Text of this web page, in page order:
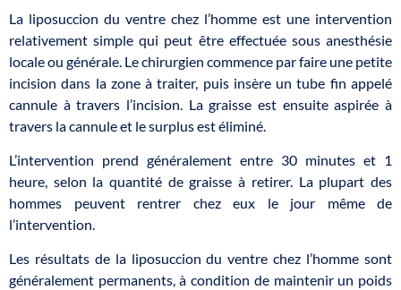
La liposuccion du ventre chez l’homme est une intervention
relativement simple qui peut être effectuée sous anesthésie
locale ou générale. Le chirurgien commence par faire une petite
incision dans la zone à traiter, puis insère un tube fin appelé
cannule à travers l’incision. La graisse est ensuite aspirée à
travers la cannule et le surplus est éliminé.
L’intervention prend généralement entre 30 minutes et 1
heure, selon la quantité de graisse à retirer. La plupart des
hommes peuvent rentrer chez eux le jour même de
l’intervention.
Les résultats de la liposuccion du ventre chez l’homme sont
généralement permanents, à condition de maintenir un poids